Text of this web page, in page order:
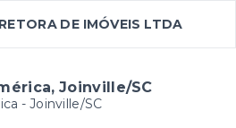
DE IMÓVEIS LTDA
Joinville/SC
- Joinville/SC